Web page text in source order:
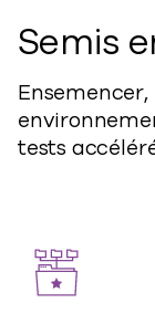
Semis
tests